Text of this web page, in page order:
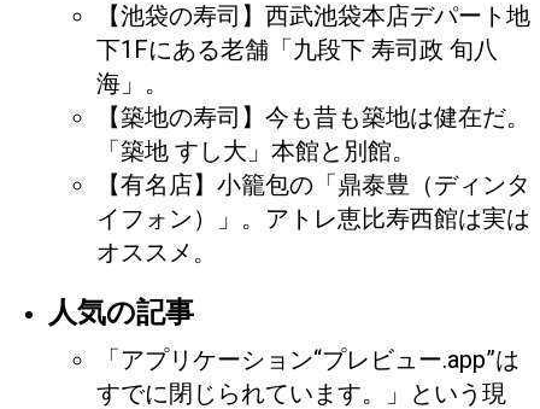
【池袋の寿司】西武池袋本店デパート地
下1Fにある老舗「九段下 寿司政 旬八
海」。
【築地の寿司】今も昔も築地は健在だ。
「築地 すし大」本館と別館。
【有名店】小籠包の「鼎泰豊（ディンタ
イフォン）」。アトレ恵比寿西館は実は
オススメ。
人気の記事
「アプリケーション“プレビュー.app”は
すでに閉じられています。」という現